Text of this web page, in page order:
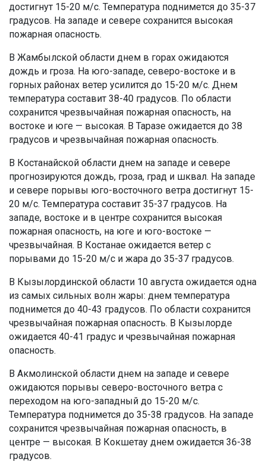
достигнут 15-20 м/с. Температура поднимется до 35-37
градусов. На западе и севере сохранится высокая
пожарная опасность.
В Жамбылской области днем в горах ожидаются
дождь и гроза. На юго-западе, северо-востоке и в
горных районах ветер усилится до 15-20 м/с. Днем
температура составит 38-40 градусов. По области
сохранится чрезвычайная пожарная опасность, на
востоке и юге — высокая. В Таразе ожидается до 38
градусов и чрезвычайная пожарная опасность.
В Костанайской области днем на западе и севере
прогнозируются дождь, гроза, град и шквал. На западе
и севере порывы юго-восточного ветра достигнут 15-
20 м/с. Температура составит 35-37 градусов. На
западе, востоке и в центре сохранится высокая
пожарная опасность, на юге и юго-востоке —
чрезвычайная. В Костанае ожидается ветер с
порывами до 15-20 м/с и жара до 35-37 градусов.
В Кызылординской области 10 августа ожидается одна
из самых сильных волн жары: днем температура
поднимется до 40-43 градусов. По области сохранится
чрезвычайная пожарная опасность. В Кызылорде
ожидается 40-41 градус и чрезвычайная пожарная
опасность.
В Акмолинской области днем на западе и севере
ожидаются порывы северо-восточного ветра с
переходом на юго-западный до 15-20 м/с.
Температура поднимется до 35-38 градусов. На западе
сохранится чрезвычайная пожарная опасность, в
центре — высокая. В Кокшетау днем ожидается 36-38
градусов.